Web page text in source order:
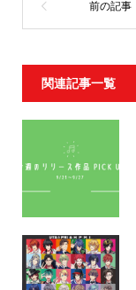
関連記事一覧